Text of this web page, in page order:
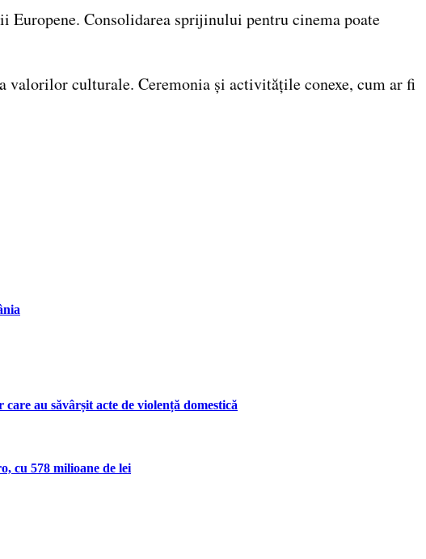
Consolidarea sprijinului pentru cinema poate
valorilor culturale. Ceremonia și activitățile conexe, cum ar fi
au săvârșit acte de violență domestică
cu 578 milioane de lei